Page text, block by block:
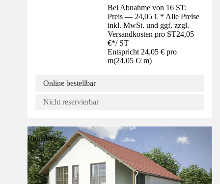
Bei Abnahme von 16 ST:
Preis — 24,05 € * Alle Preise
inkl. MwSt. und ggf. zzgl.
Versandkosten pro ST24,05
€*/ ST
Entspricht 24,05 € pro
m(24,05 €/ m)
Online bestellbar
Nicht reservierbar
Ratgeber